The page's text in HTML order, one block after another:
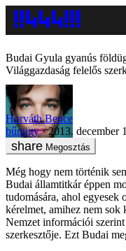
Budai Gyula gyanús
Világgazdaság felelős
Horváth Bence
bűnügy
2013. december
Megosztás
Még hogy nem történik
Budai államtitkár éppen
tudomására, ahol egyesek
kérelmet, amihez nem
Nemzet információi
szerkesztője. Ezt Budai